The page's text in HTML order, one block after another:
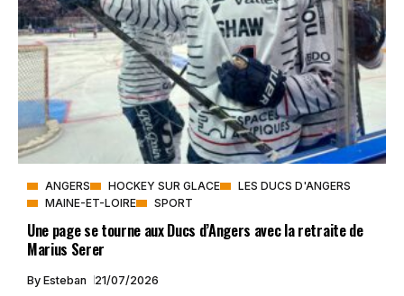
ANGERS HOCKEY SUR GLACE
LES DUCS D'ANGERS
MAINE-ET-LOIRE
SPORT
Une page se tourne aux Ducs d’Angers avec la retraite de
Marius Serer
By Esteban 21/07/2026